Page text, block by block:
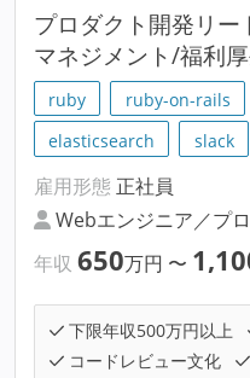
プロダクト開発リー
マネジメント/福利厚
ruby ruby-on-rails
elasticsearch
slack
雇用形態 正社員
Webエンジニア／プ
年収 650万円 〜
下限年収500万円以上
コードレビュー文化